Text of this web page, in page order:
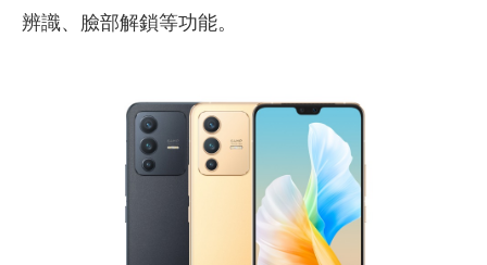
辨識、臉部解鎖等功能。